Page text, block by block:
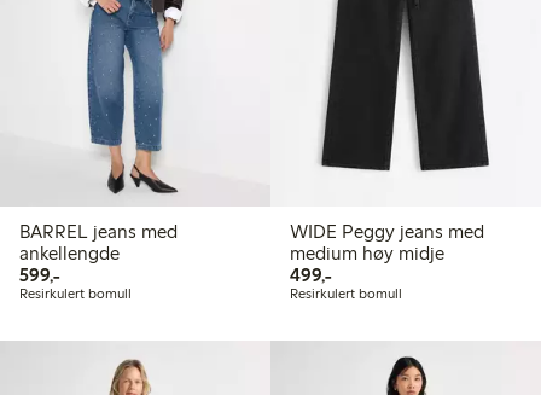
BARREL jeans med
ankellengde
599,-599,00 kr
Resirkulert bomull
WIDE Peggy jeans med
medium høy midje
499,-499,00 kr
Resirkulert bomull